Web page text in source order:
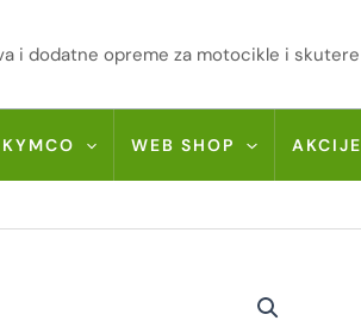
i dodatne opreme za motocikle i skutere
KYMCO WEB SHOP AKCIJE